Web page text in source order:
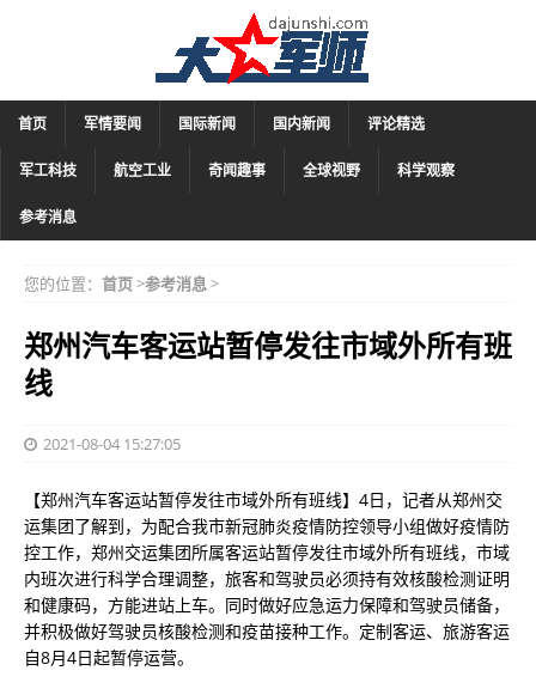
首页 军情要闻 国际新闻 国内新闻 评论精选
军工科技 航空工业 奇闻趣事 全球视野 科学观察
参考消息
您的位置： 首页>参考消息>
郑州汽车客运站暂停发往市域外所有班
线
2021-08-04 15:27:05
【郑州汽车客运站暂停发往市域外所有班线】4日，记者从郑州交
运集团了解到，为配合我市新冠肺炎疫情防控领导小组做好疫情防
控工作，郑州交运集团所属客运站暂停发往市域外所有班线，市域
内班次进行科学合理调整，旅客和驾驶员必须持有效核酸检测证明
和健康码，方能进站上车。同时做好应急运力保障和驾驶员储备，
并积极做好驾驶员核酸检测和疫苗接种工作。定制客运、旅游客运
自8月4日起暂停运营。